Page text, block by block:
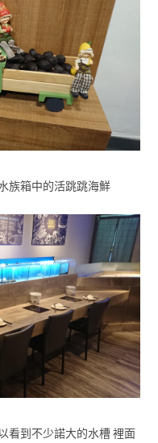
族箱中的活跳跳海鮮
看到不少諾大的水槽 裡面